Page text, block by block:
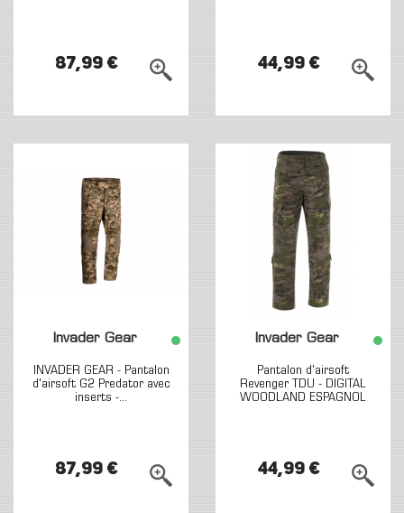
87,99 € 44,99 €
Invader Gear
INVADER GEAR - Pantalon
d'airsoft G2 Predator avec
inserts -...
87,99 €
Invader Gear
Pantalon d'airsoft
Revenger TDU - DIGITAL
WOODLAND ESPAGNOL
44,99 €